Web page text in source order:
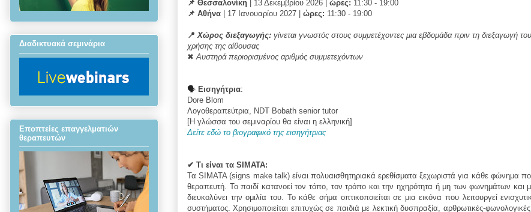
📌 Θεσσαλονίκη | 13 Δεκεμβρίου 2026 ώρες: 11:30 - 19:00
📌 Αθήνα 17 Ιανουαρίου 2027 ώρες: 11:30 - 19:00
📍 Χώρος διεξαγωγής: γίνεται γνωστός στους συμμετέχοντες μια εβδομάδα πριν τη διεξαγωγή
χρήσης της αίθουσας
✖ Αυστηρά περιορισμένος αριθμός συμμετεχόντων
🗣 Εισηγήτρια:
Dore Blom
Λογοθεραπεύτρια , NDT Bobath senior tutor
[Η γλώσσα του σεμιναρίου θα είναι η ελληνική]
Δείτε εδώ το βιογραφικό της εισηγήτριας
✔ Τι είναι τα SIMATA:
Τα SIMATA (signs make talk) είναι πολυαισθητηριακά ερεθίσματα ξεχωριστά για κάθε φώνημα
θεραπευτή. Το παιδί κατανοεί τον τόπο, τον τρόπο και την ηχηρότητα ή μη των φωνημάτων και
διευκολύνει την ομιλία του. Το κάθε σήμα οπτικοποιείται σε μια εικόνα που λειτουργεί
συστήματος. Χρησιμοποιείται επιτυχώς σε παιδιά με λεκτική δυσπραξία, αρθρωτικές-
Διαδικτυακά σεμινάρια
Εποπτείες επαγγελματιών
θεραπευτών